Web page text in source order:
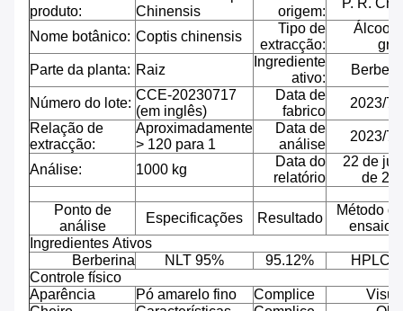
produto:
Chinensis
origem:
P. R.
Nome botânico: Coptis chinensis
Tipo de
extracção:
Álcool
Parte da planta: Raiz
Ingrediente
ativo:
Número do lote:
CCE-20230717
(em inglês)
Data de
fabrico
2023/7/
Relação de
extracção:
Aproximadamente
> 120 para 1
Data de
análise
2023/7/
Análise: 1000 kg
Data do
relatório
22 de
de
Ponto de
análise
Especificações Resultado
Método de
ensaio
Ingredientes Ativos
Berberina
NLT 95% 95.12%
HPLC
Controle físico
Aparência
Pó amarelo fino Complice